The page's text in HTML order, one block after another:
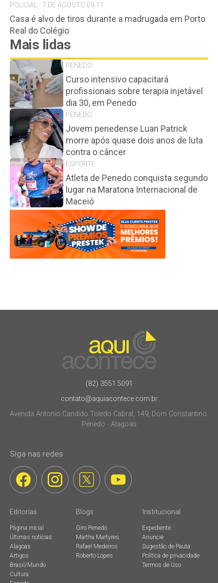
POLICIAL - 7 DE AGOSTO 09:17
Casa é alvo de tiros durante a madrugada em Porto
Real do Colégio
Mais lidas
PENEDO
Curso intensivo capacitará
profissionais sobre terapia injetável
dia 30, em Penedo
PENEDO
Jovem penedense Luan Patrick
morre após quase dois anos de luta
contra o câncer
ESPORTE
Atleta de Penedo conquista segundo
lugar na Maratona Internacional de
Maceió
(82) 3551.5091
contato@aquiacontece.com.br
Avenida Antonio Candido Toledo Cabral, 149, Dom Constantino.
Penedo - Alagoas
Siga nas redes
Editorias
Página inicial
Últimas notícias
Alagoas
Artigos
Brasil/Mundo
Cultura
Blogs
Giro Penedo
Martha Martyres
Rafael Medeiros
Roberto Lopes
Institucional
Expediente
Anuncie
Sugestão de Pauta
Política de privacidade
Termos de Uso